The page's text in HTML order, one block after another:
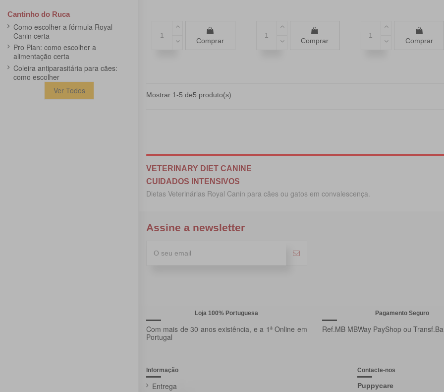
Cantinho do Ruca
Como escolher a fórmula Royal
Canin certa
Pro Plan: como escolher a
alimentação certa
Coleira antiparasitária para cães:
como escolher
Ver Todos
Comprar Comprar Comprar
Mostrar 1-5 de5 produto(s)
VETERINARY DIET CANINE
CUIDADOS INTENSIVOS
Dietas Veterinárias Royal Canin para cães ou gatos em convalescença.
Assine a newsletter
Loja 100% Portuguesa
Com mais de 30 anos existência, e a 1ª Online em
Portugal
Pagamento Seguro
Ref.MB MBWay PayShop ou
Informação
Entrega
Contacte-nos
Puppycare